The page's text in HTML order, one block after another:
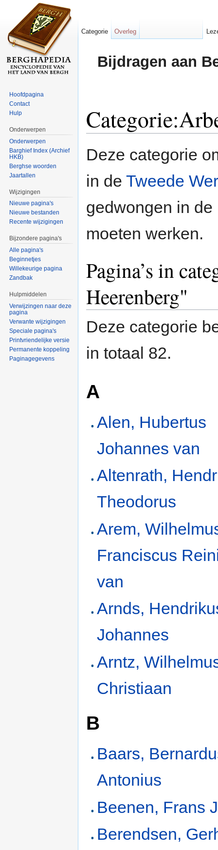
Bijdragen aan
Deze categorie
in de Tweede
gedwongen in de
moeten werken.
Pagina’s in
Heerenberg"
Deze categorie
in totaal 82.
A
Alen, Hubertus
Johannes van
Altenrath,
Theodorus
Arem,
Franciscus
van
Arnds,
Johannes
Arntz,
Christiaan
B
Baars,
Antonius
Beenen, Frans
Berendsen,
Categorie Overleg
Hoofdpagina
Contact
Hulp
Onderwerpen
Onderwerpen
Barghief Index (Archief
HKB)
Berghse woorden
Jaartallen
Wijzigingen
Nieuwe pagina's
Nieuwe bestanden
Recente wijzigingen
Bijzondere pagina's
Alle pagina's
Beginnetjes
Willekeurige pagina
Zandbak
Hulpmiddelen
Verwijzingen naar deze
pagina
Verwante wijzigingen
Speciale pagina's
Printvriendelijke versie
Permanente koppeling
Paginagegevens